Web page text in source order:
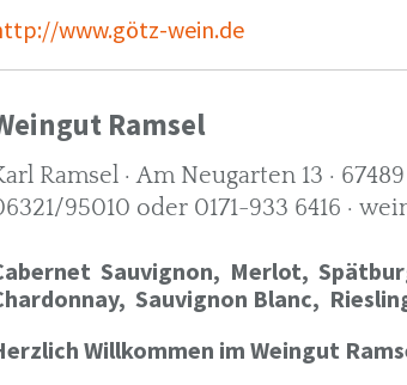
www.götz-wein.de
Ramsel
Ramsel · Am Neugarten 13 ·
95010 oder 0171-933 6416 ·
Sauvignon, Merlot,
Sauvignon Blanc,
Willkommen im Weingut